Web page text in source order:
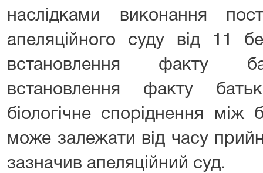
наслідками виконання
апеляційного суду від 11
встановлення факту
встановлення факту
біологічне споріднення між
може залежати від часу
зазначив апеляційний суд.